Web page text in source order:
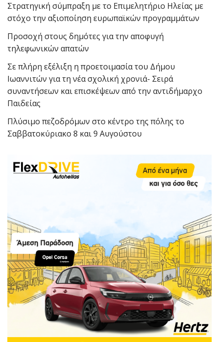
Στρατηγική σύμπραξη με το Επιμελητήριο Ηλείας με
στόχο την αξιοποίηση ευρωπαϊκών προγραμμάτων
Προσοχή στους δημότες για την αποφυγή
τηλεφωνικών απατών
Σε πλήρη εξέλιξη η προετοιμασία του Δήμου
Ιωαννιτών για τη νέα σχολική χρονιά- Σειρά
συναντήσεων και επισκέψεων από την αντιδήμαρχο
Παιδείας
Πλύσιμο πεζοδρόμων στο κέντρο της πόλης το
Σαββατοκύριακο 8 και 9 Αυγούστου